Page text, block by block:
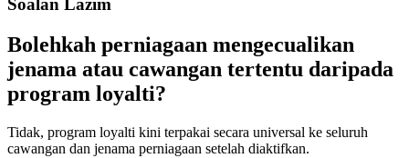
Soalan Lazim
Bolehkah perniagaan mengecualikan
jenama atau cawangan tertentu daripada
program loyalti?
Tidak, program loyalti kini terpakai secara universal ke seluruh
cawangan dan jenama perniagaan setelah diaktifkan.